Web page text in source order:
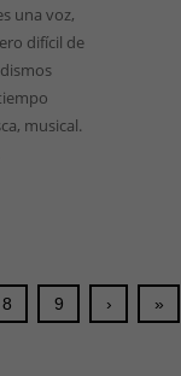
una voz,
difícil de
musical.
8 9 › »